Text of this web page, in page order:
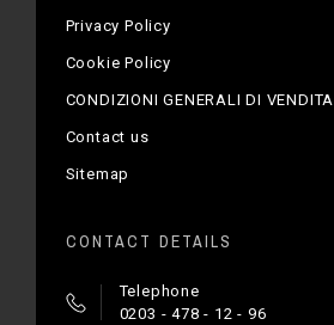
Privacy Policy
Cookie Policy
CONDIZIONI GENERALI DI VENDITA
Contact us
Sitemap
CONTACT DETAILS
Telephone
0203 - 478 - 12 - 96